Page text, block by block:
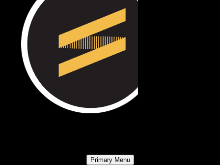
Primary Menu